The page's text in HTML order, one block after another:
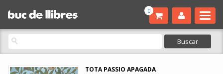
0
TOTA PASSIO APAGADA